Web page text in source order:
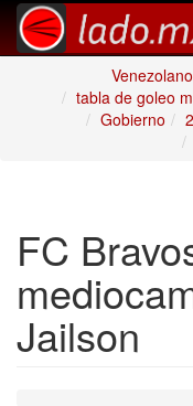
tabla de goleo
Gobierno
FC
Jailson